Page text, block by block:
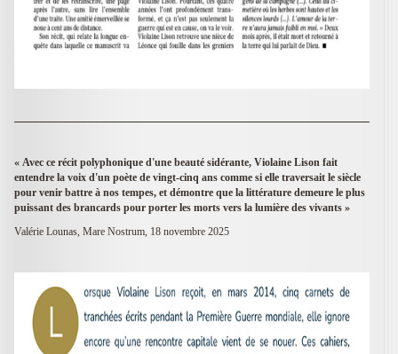
« Avec ce récit polyphonique d'une beauté sidérante, Violaine Lison fait
entendre la voix d'un poète de vingt-cinq ans comme si elle traversait le siècle
pour venir battre à nos tempes, et démontre que la littérature demeure le plus
puissant des brancards pour porter les morts vers la lumière des vivants »
Valérie Lounas, Mare Nostrum, 18 novembre 2025